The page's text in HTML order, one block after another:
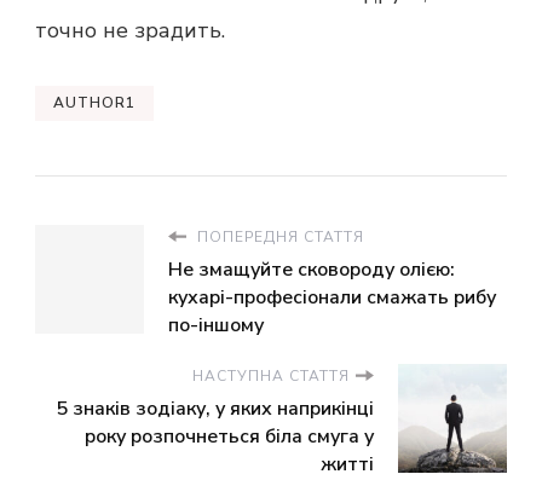
точно не зрадить.
AUTHOR1
ПОПЕРЕДНЯ СТАТТЯ
Не змащуйте сковороду олією:
кухарі-професіонали смажать рибу
по-іншому
НАСТУПНА СТАТТЯ
5 знаків зодіаку, у яких наприкінці
року розпочнеться біла смуга у
житті